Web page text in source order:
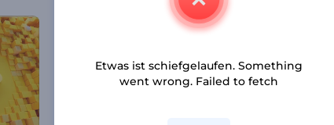
Etwas ist schiefgelaufen. Something
went wrong. Failed to fetch